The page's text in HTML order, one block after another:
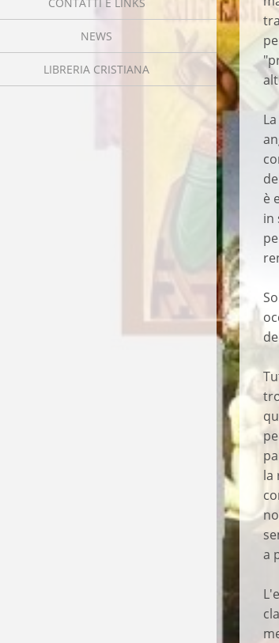
NEWS
LIBRERIA CRISTIANA
è
in
la
a